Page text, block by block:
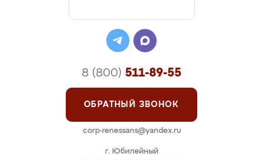
г. Юбилейный
8 (800) 511-89-55
ОБРАТНЫЙ ЗВОНОК
corp-renessans@yandex.ru